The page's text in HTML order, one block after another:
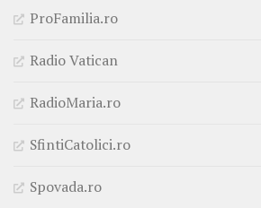
ProFamilia.ro
Radio Vatican
RadioMaria.ro
SfintiCatolici.ro
Spovada.ro